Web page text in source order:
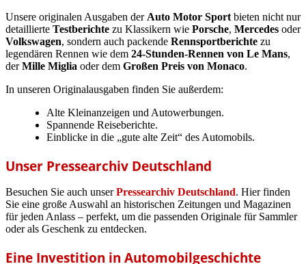
Unsere originalen Ausgaben der Auto Motor Sport bieten nicht nur
detaillierte Testberichte zu Klassikern wie Porsche, Mercedes oder
Volkswagen, sondern auch packende Rennsportberichte zu
legendären Rennen wie dem 24-Stunden-Rennen von Le Mans,
derMille Miglia oder dem Großen Preis von Monaco.
In unseren Originalausgaben finden Sie außerdem:
Alte Kleinanzeigen und Autowerbungen.
Spannende Reiseberichte.
Einblicke in die „gute alte Zeit“ des Automobils.
Unser Pressearchiv Deutschland
Besuchen Sie auch unserPressearchiv Deutschland. Hier finden
Sie eine große Auswahl an historischen Zeitungen und Magazinen
für jeden Anlass – perfekt, um die passenden Originale für Sammler
oder als Geschenk zu entdecken.
Eine Investition in Automobilgeschichte